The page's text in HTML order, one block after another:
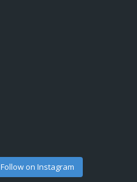
Follow on Instagram